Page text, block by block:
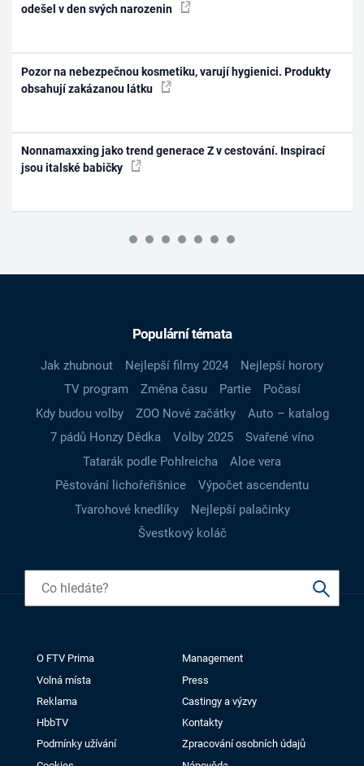
odešel v den svých narozenin
Pozor na nebezpečnou kosmetiku, varují hygienici. Produkty
obsahují zakázanou látku
Nonnamaxxing jako trend generace Z v cestování. Inspirací
jsou italské babičky
Populární témata
Jak zhubnout Nejlepší filmy 2024
Nejlepší horory
TV program
Změna času Partie
Počasí
Kdy budou volby
ZOO Nové začátky
Auto – katalog
7 pádů Honzy Dědka
Volby 2025
Svařené víno
Tatarák podle Pohlreicha
Aloe vera
Pěstování lichořeřišnice
Výpočet ascendentu
Tvarohové knedlíky
Nejlepší palačinky
Švestkový koláč
O FTV Prima
Management
Volná místa
Press
Reklama
Castingy a výzvy
HbbTV
Kontakty
Podmínky užívání
Zpracování osobních údajů